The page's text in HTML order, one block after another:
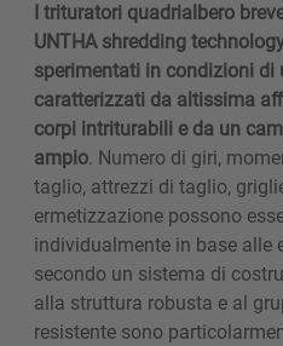
I trituratori quadrialbero
UNTHA shredding
sperimentati in condizioni
caratterizzati da altissima
corpi intriturabili e da un
ampio. Numero di giri,
taglio, attrezzi di taglio,
ermetizzazione possono
individualmente in base alle
secondo un sistema di
alla struttura robusta e al
resistente sono